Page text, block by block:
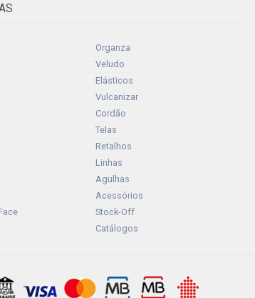
Organza
Veludo
Elásticos
Vulcanizar
Cordão
Telas
Retalhos
Linhas
Agulhas
Acessórios
Stock-Off
Catálogos